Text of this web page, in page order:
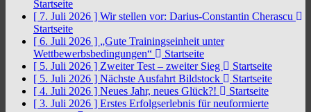
Startseite
[ 7. Juli 2026 ] Wir stellen vor: Darius-Constantin Cherascu
Startseite
[ 6. Juli 2026 ] „Gute Trainingseinheit unter
Wettbewerbsbedingungen“
Startseite
[ 5. Juli 2026 ] Zweiter Test – zweiter Sieg
Startseite
[ 5. Juli 2026 ] Nächste Ausfahrt Bildstock
Startseite
[ 4. Juli 2026 ] Neues Jahr, neues Glück?!
Startseite
[ 3. Juli 2026 ] Erstes Erfolgserlebnis für neuformierte